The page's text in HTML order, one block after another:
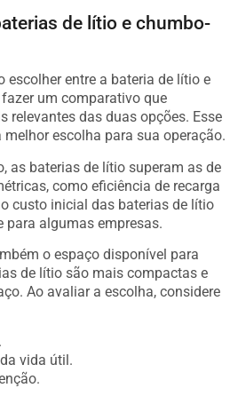
de lítio e chumbo-
escolher entre a bateria de lítio e
um comparativo que
relevantes das duas opções. Esse
escolha para sua operação.
as baterias de lítio superam as de
como eficiência de recarga
custo inicial das baterias de lítio
algumas empresas.
o espaço disponível para
de lítio são mais compactas e
Ao avaliar a escolha, considere
vida útil.